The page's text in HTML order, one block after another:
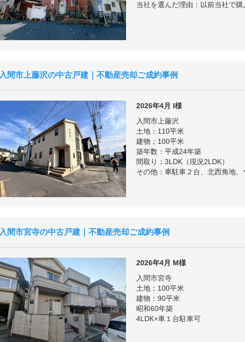
当社を選んだ理由：以前当社で
入間市上藤沢の中古戸建｜不動産売却ご成約事例
2026年4月 I様
入間市上藤沢
土地：110平米
建物；100平米
築年数：平成24年築
間取り；3LDK（現況2LDK）
その他：車駐車２台、北西角地
入間市宮寺の中古戸建｜不動産売却ご成約事例
2026年4月 M様
入間市宮寺
土地：100平米
建物：90平米
昭和60年築
4LDK+車１台駐車可